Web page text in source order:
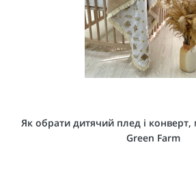
Як обрати дитячий плед і конверт,
Green Farm